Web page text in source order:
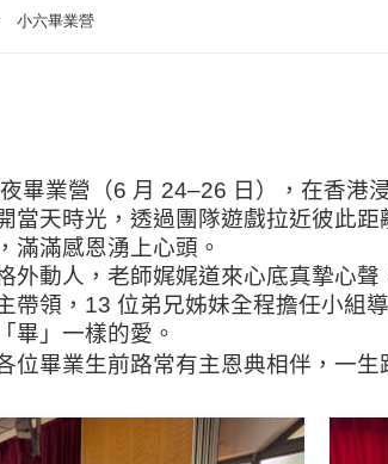
小六畢業營
畢業營（6 月 24–26 日），在香港
當天時光，透過團隊遊戲拉近彼此
滿滿感恩湧上心頭。
外動人，老師娓娓道來心底真摯心
帶領， 13 位弟兄姊妹全程擔任小組
畢」一樣的愛。
位畢業生前路常有主恩典相伴，一生